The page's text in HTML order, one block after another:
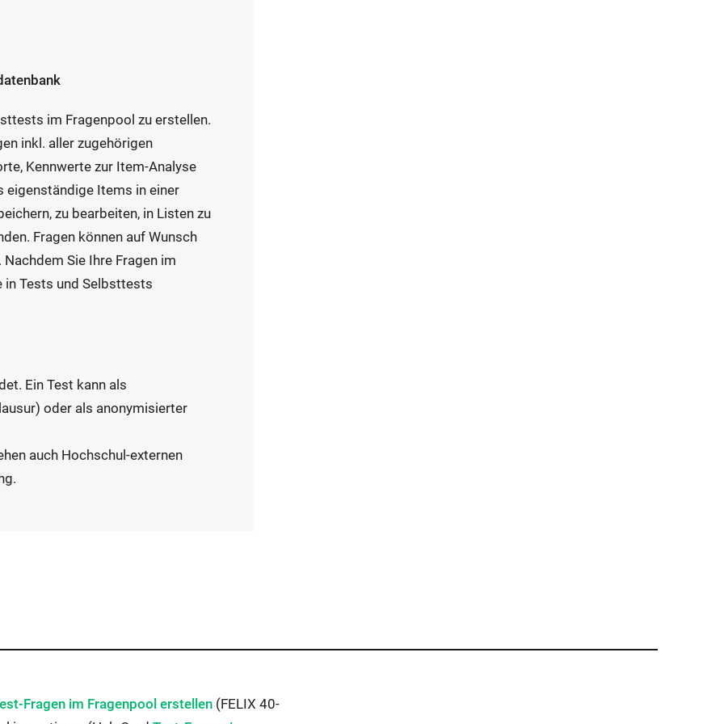
im Fragenpool zu erstellen.
inkl. aller zugehörigen
Kennwerte zur Item-Analyse
eigenständige Items in einer
zu bearbeiten, in Listen zu
Fragen können auf Wunsch
Sie Ihre Fragen im
in Tests und Selbsttests
Ein Test kann als
oder als anonymisierter
auch Hochschul-externen
Fragen im Fragenpool erstellen (FELIX 40-